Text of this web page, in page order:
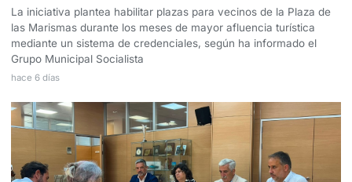
La iniciativa plantea habilitar plazas para vecinos de la Plaza de
las Marismas durante los meses de mayor afluencia turística
mediante un sistema de credenciales, según ha informado el
Grupo Municipal Socialista
hace 6 días